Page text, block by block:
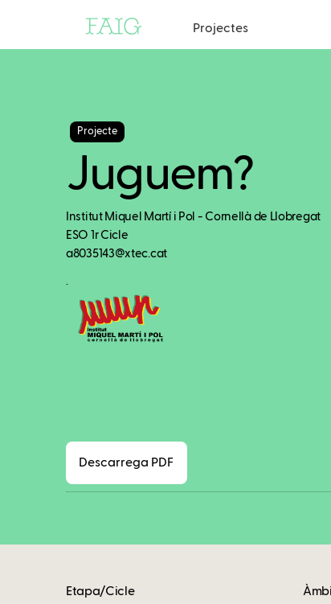
Projectes
Projecte
Juguem?
Institut Miquel Martí i Pol - Cornellà de Llobregat
ESO 1r Cicle
a8035143@xtec.cat
Descarrega PDF
Etapa/Cicle